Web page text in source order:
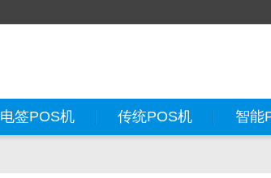
电签POS机 传统POS机 智能